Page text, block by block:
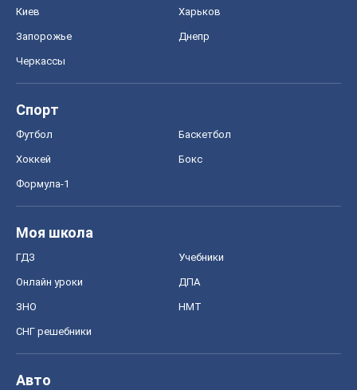
Киев Харьков
Запорожье Днепр
Черкассы
Спорт
Футбол Баскетбол
Хоккей Бокс
Формула-1
Моя школа
ГДЗ Учебники
Онлайн уроки ДПА
ЗНО НМТ
СНГ решебники
Авто